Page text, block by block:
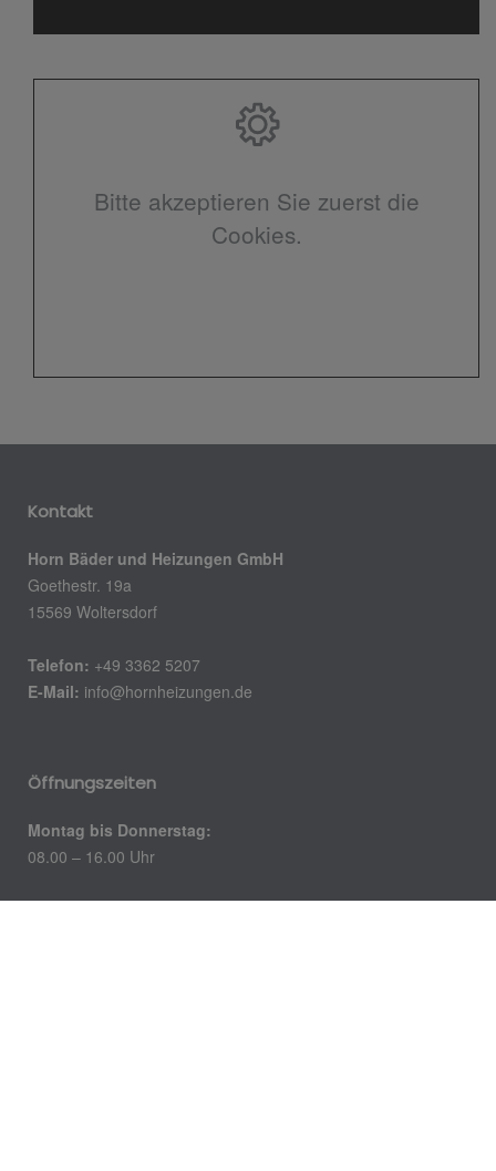
Bitte akzeptieren Sie zuerst die
Cookies.
Kontakt
Horn Bäder und Heizungen GmbH
Goethestr. 19a
15569 Woltersdorf
Telefon: +49 3362 5207
E-Mail: info@hornheizungen.de
Öffnungszeiten
Montag bis Donnerstag:
08.00 – 16.00 Uhr